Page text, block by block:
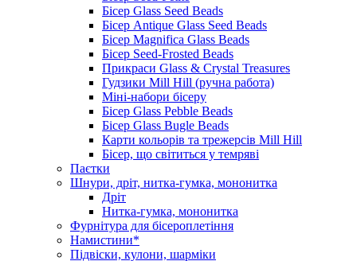
Бісер Glass Seed Beads
Бісер Antique Glass Seed Beads
Бісер Magnifica Glass Beads
Бісер Seed-Frosted Beads
Прикраси Glass & Crystal Treasures
Гудзики Mill Hill (ручна работа)
Міні-набори бісеру
Бісер Glass Pebble Beads
Бісер Glass Bugle Beads
Карти кольорів та трежерсів Mill Hill
Бісер, що світиться у темряві
Паєтки
Шнури, дріт, нитка-гумка, мононитка
Дріт
Нитка-гумка, мононитка
Фурнітура для бісероплетіння
Намистини*
Підвіски, кулони, шарміки